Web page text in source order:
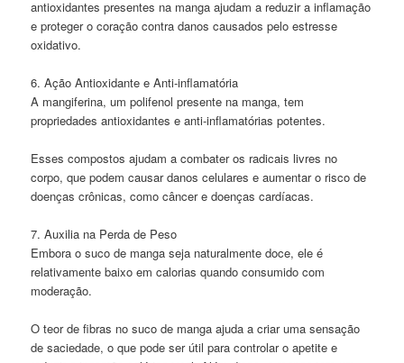
antioxidantes presentes na manga ajudam a reduzir a inflamação
e proteger o coração contra danos causados pelo estresse
oxidativo.
6. Ação Antioxidante e Anti-inflamatória
A mangiferina, um polifenol presente na manga, tem
propriedades antioxidantes e anti-inflamatórias potentes.
Esses compostos ajudam a combater os radicais livres no
corpo, que podem causar danos celulares e aumentar o risco de
doenças crônicas, como câncer e doenças cardíacas.
7. Auxilia na Perda de Peso
Embora o suco de manga seja naturalmente doce, ele é
relativamente baixo em calorias quando consumido com
moderação.
O teor de fibras no suco de manga ajuda a criar uma sensação
de saciedade, o que pode ser útil para controlar o apetite e